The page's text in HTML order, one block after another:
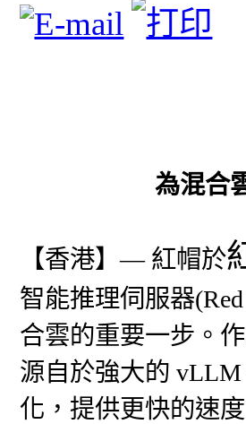
為混合
【香港】— 紅帽於
智能推理伺服器
合雲的重要一步。
源自於強大的
化，提供更快的速